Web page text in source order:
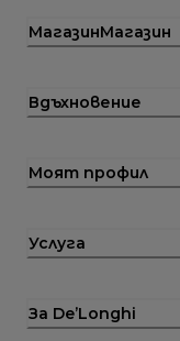
МагазинМагазин
Вдъхновение
Моят профил
Услуга
За De’Longhi